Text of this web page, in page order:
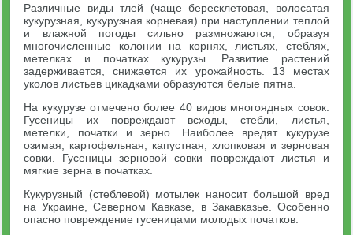
Различные виды тлей (чаще бересклетовая, волосатая
кукурузная, кукурузная корневая) при наступлении теплой
и влажной погоды сильно размножаются, образуя
многочисленные колонии на корнях, листьях, стеблях,
метелках и початках кукурузы. Развитие растений
задерживается, снижается их урожайность. 13 местах
уколов листьев цикадками образуются белые пятна.
На кукурузе отмечено более 40 видов многоядных совок.
Гусеницы их повреждают всходы, стебли, листья,
метелки, початки и зерно. Наиболее вредят кукурузе
озимая, картофельная, капустная, хлопковая и зерновая
совки. Гусеницы зерновой совки повреждают листья и
мягкие зерна в початках.
Кукурузный (стеблевой) мотылек наносит большой вред
на Украине, Северном Кавказе, в Закавказье. Особенно
опасно повреждение гусеницами молодых початков.